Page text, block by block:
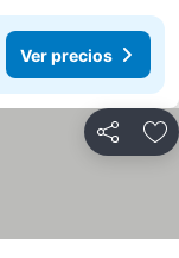
Ver precios
Compartir